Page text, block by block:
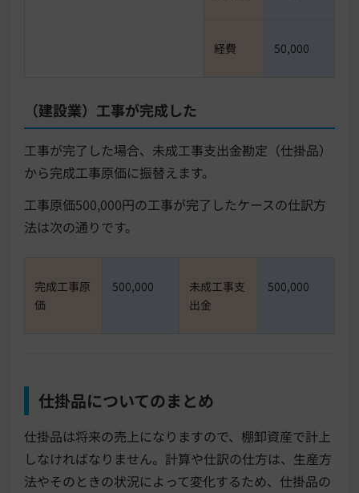
経費 50,000
（建設業）工事が完成した
工事が完了した場合、未成工事支出金勘定（仕掛品）
から完成工事原価に振替えます。
工事原価500,000円の工事が完了したケースの仕訳方
法は次の通りです。
完成工事原
価
500,000
未成工事支
出金
500,000
仕掛品についてのまとめ
仕掛品は将来の売上になりますので、棚卸資産で計上
しなければなりません。計算や仕訳の仕方は、生産方
法やそのときの状況によって変化するため、仕掛品の